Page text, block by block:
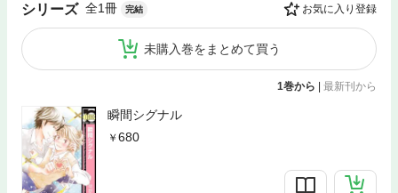
シリーズ 全1冊 完結 お気に入り登録
未購入巻をまとめて買う
1巻から | 最新刊から
瞬間シグナル
680